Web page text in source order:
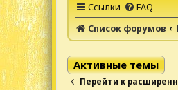
Ссылки FAQ
Список форумов
Активные темы
Перейти к